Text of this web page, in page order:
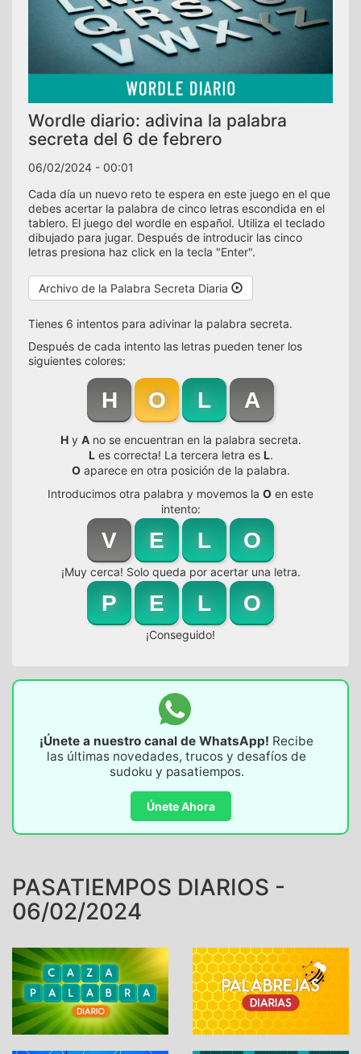
Wordle diario: adivina la palabra
secreta del 6 de febrero
06/02/2024 - 00:01
Cada día un nuevo reto te espera en este juego en el que
debes acertar la palabra de cinco letras escondida en el
tablero. El juego del wordle en español. Utiliza el teclado
dibujado para jugar. Después de introducir las cinco
letras presiona haz click en la tecla "Enter".
Archivo de la Palabra Secreta Diaria
Tienes 6 intentos para adivinar la palabra secreta.
Después de cada intento las letras pueden tener los
siguientes colores:
H O L A
Hy Ano se encuentran en la palabra secreta.
Les correcta! La tercera letra es L.
Oaparece en otra posición de la palabra.
Introducimos otra palabra y movemos la O en este
intento:
V E L O
¡Muy cerca! Solo queda por acertar una letra.
P E L O
¡Conseguido!
¡Únete a nuestro canal de WhatsApp! Recibe
las últimas novedades, trucos y desafíos de
sudoku y pasatiempos.
Únete Ahora
PASATIEMPOS DIARIOS -
06/02/2024